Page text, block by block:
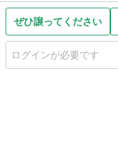
ぜひ譲ってください